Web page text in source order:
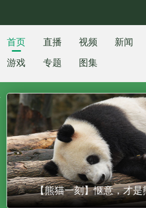
首页 直播 视频 新闻
游戏 专题 图集
【熊猫一刻】惬意，才是